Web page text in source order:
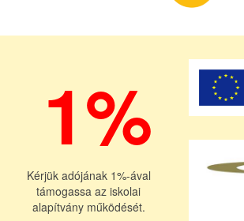
1%
Kérjük adójának 1%-ával
támogassa az iskolai
alapítvány működését.